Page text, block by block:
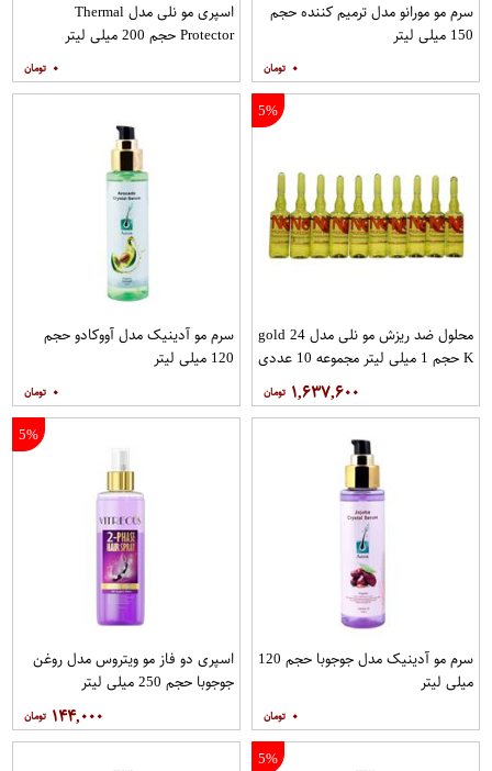
سرم مو مورانو مدل ترمیم کننده حجم
150 میلی لیتر
۰
اسپری مو نلی مدل Thermal
Protector حجم 200 میلی لیتر
۰
5%
محلول ضد ریزش مو نلی مدل gold 24
K حجم 1 میلی لیتر مجموعه 10 عددی
۱,۶۳۷,۶۰۰
سرم مو آدینیک مدل آووکادو حجم
120 میلی لیتر
۰
سرم مو آدینیک مدل جوجوبا حجم 120
میلی لیتر
۰
5%
اسپری دو فاز مو ویتروس مدل روغن
جوجوبا حجم 250 میلی لیتر
۱۴۴,۰۰۰
5%